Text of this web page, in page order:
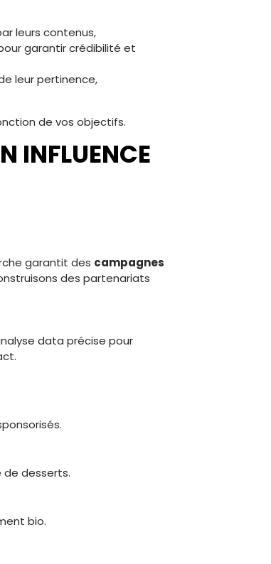
leurs contenus,
garantir crédibilité et
leur pertinence,
de vos objectifs.
INFLUENCE
garantit des campagnes
des partenariats
data précise pour
de desserts.
bio.